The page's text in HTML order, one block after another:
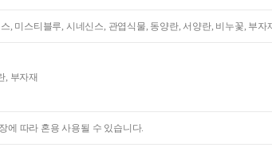
, 미스티블루, 시네신스, 관엽식물, 동양란, 서양란, 비누꽃, 부자
, 부자재
에 따라 혼용 사용될 수 있습니다.